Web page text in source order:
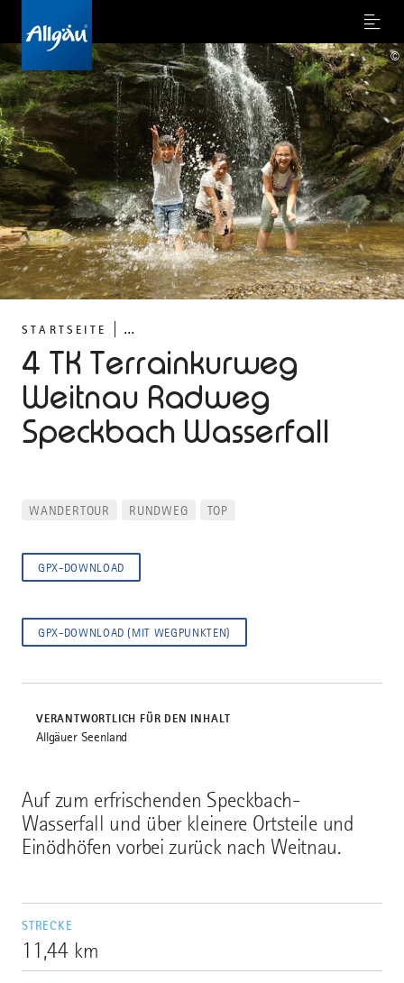
Menu
STARTSEITE ...
4 TK Terrainkurweg
Weitnau Radweg
Speckbach Wasserfall
©
Auf zum erfrischenden Speckbach-
Wasserfall und über kleinere Ortsteile und
Einödhöfen vorbei zurück nach Weitnau.
STRECKE
11,44 km
WANDERTOUR RUNDWEG TOP
GPX-DOWNLOAD
GPX-DOWNLOAD (MIT WEGPUNKTEN)
VERANTWORTLICH FÜR DEN INHALT
Allgäuer Seenland